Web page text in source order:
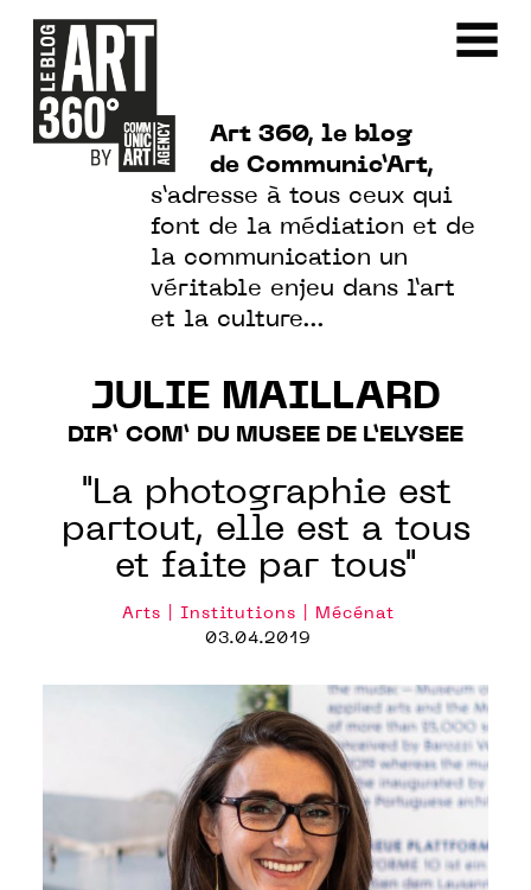
Art 360, le blog
de Communic’Art,
s’adresse à tous ceux qui
font de la médiation et de
la communication un
véritable enjeu dans l’art
et la culture…
JULIE MAILLARD
DIR’ COM’ DU MUSEE DE L’ELYSEE
"La photographie est
partout, elle est a tous
et faite par tous"
Arts | Institutions | Mécénat
03.04.2019